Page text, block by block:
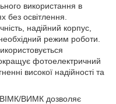
використання в
освітлення.
надійний корпус,
режим роботи.
фотоелектричний
високої надійності та
ВИМК дозволяє